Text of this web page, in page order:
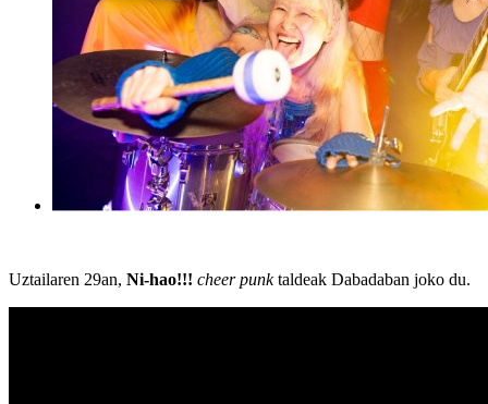
Uztailaren 29an, Ni-hao!!! cheer punktaldeak Dabadaban joko du.